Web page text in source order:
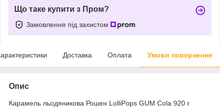
Що таке купити з Пром?
Замовлення під захистом
Доставка Оплата Умови повернення
Опис
Карамель льодяникова Рошен LolliPops GUM Cola 920 г